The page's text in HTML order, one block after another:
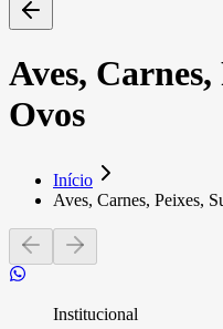
Aves, Carnes,
Ovos
Início
Aves, Carnes, Peixes,
Institucional